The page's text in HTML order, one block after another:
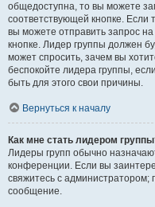
общедоступна, то вы можете
соответствующей кнопке. Если
вы можете отправить запрос
кнопке. Лидер группы должен
может спросить, зачем вы
беспокойте лидера группы,
быть для этого свои причины.
Вернуться к началу
Как мне стать лидером
Лидеры групп обычно
конференции. Если вы
свяжитесь с администратором;
сообщение.